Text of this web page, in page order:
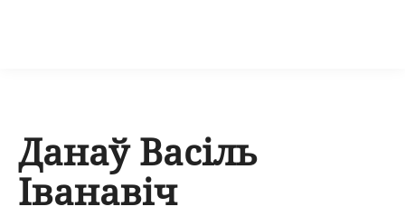
Данаў Васіль
Іванавіч